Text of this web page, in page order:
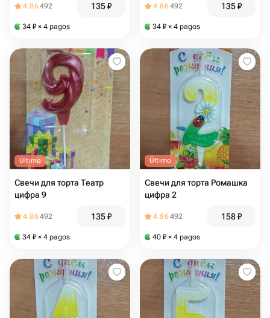
4.86492 135₽
34 ₽ × 4 pagos
4.86492 135₽
34 ₽ × 4 pagos
Último
Свечи для торта Театр
цифра 9
4.86492 135₽
34 ₽ × 4 pagos
Último
Свечи для торта Ромашка
цифра 2
4.86492 158₽
40 ₽ × 4 pagos